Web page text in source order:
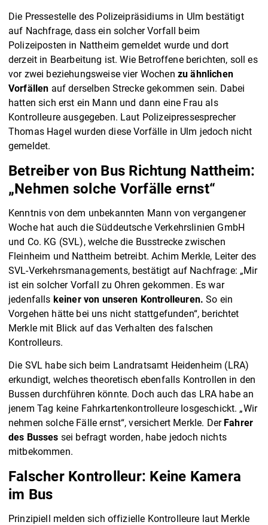
Die Pressestelle des Polizeipräsidiums in Ulm bestätigt
auf Nachfrage, dass ein solcher Vorfall beim
Polizeiposten in Nattheim gemeldet wurde und dort
derzeit in Bearbeitung ist. Wie Betroffene berichten, soll es
vor zwei beziehungsweise vier Wochen zu ähnlichen
Vorfällen auf derselben Strecke gekommen sein. Dabei
hatten sich erst ein Mann und dann eine Frau als
Kontrolleure ausgegeben. Laut Polizeipressesprecher
Thomas Hagel wurden diese Vorfälle in Ulm jedoch nicht
gemeldet.
Betreiber von Bus Richtung Nattheim:
„Nehmen solche Vorfälle ernst“
Kenntnis von dem unbekannten Mann von vergangener
Woche hat auch die Süddeutsche Verkehrslinien GmbH
und Co. KG (SVL), welche die Busstrecke zwischen
Fleinheim und Nattheim betreibt. Achim Merkle, Leiter des
SVL-Verkehrsmanagements, bestätigt auf Nachfrage: „Mir
ist ein solcher Vorfall zu Ohren gekommen. Es war
jedenfalls keiner von unseren Kontrolleuren. So ein
Vorgehen hätte bei uns nicht stattgefunden“, berichtet
Merkle mit Blick auf das Verhalten des falschen
Kontrolleurs.
Die SVL habe sich beim Landratsamt Heidenheim (LRA)
erkundigt, welches theoretisch ebenfalls Kontrollen in den
Bussen durchführen könnte. Doch auch das LRA habe an
jenem Tag keine Fahrkartenkontrolleure losgeschickt. „Wir
nehmen solche Fälle ernst“, versichert Merkle. Der Fahrer
des Busses sei befragt worden, habe jedoch nichts
mitbekommen.
Falscher Kontrolleur: Keine Kamera
im Bus
Prinzipiell melden sich offizielle Kontrolleure laut Merkle